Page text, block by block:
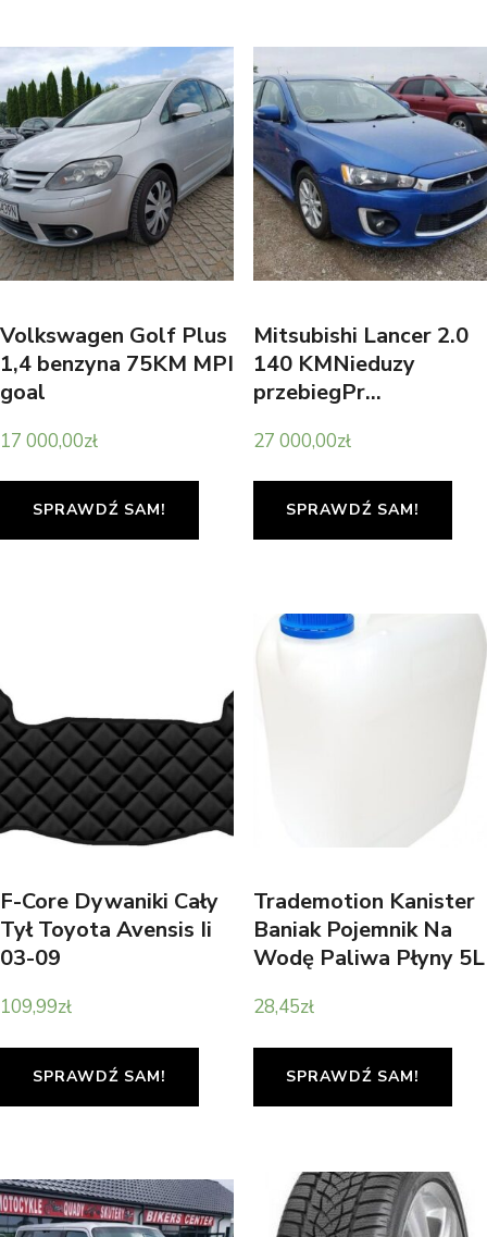
Volkswagen Golf Plus
1,4 benzyna 75KM MPI
goal
17 000,00zł
SPRAWDŹ SAM!
Mitsubishi Lancer 2.0
140 KMNieduzy
przebiegPr…
27 000,00zł
SPRAWDŹ SAM!
F-Core Dywaniki Cały
Tył Toyota Avensis Ii
03-09
109,99zł
SPRAWDŹ SAM!
Trademotion Kanister
Baniak Pojemnik Na
Wodę Paliwa Płyny 5L
28,45zł
SPRAWDŹ SAM!